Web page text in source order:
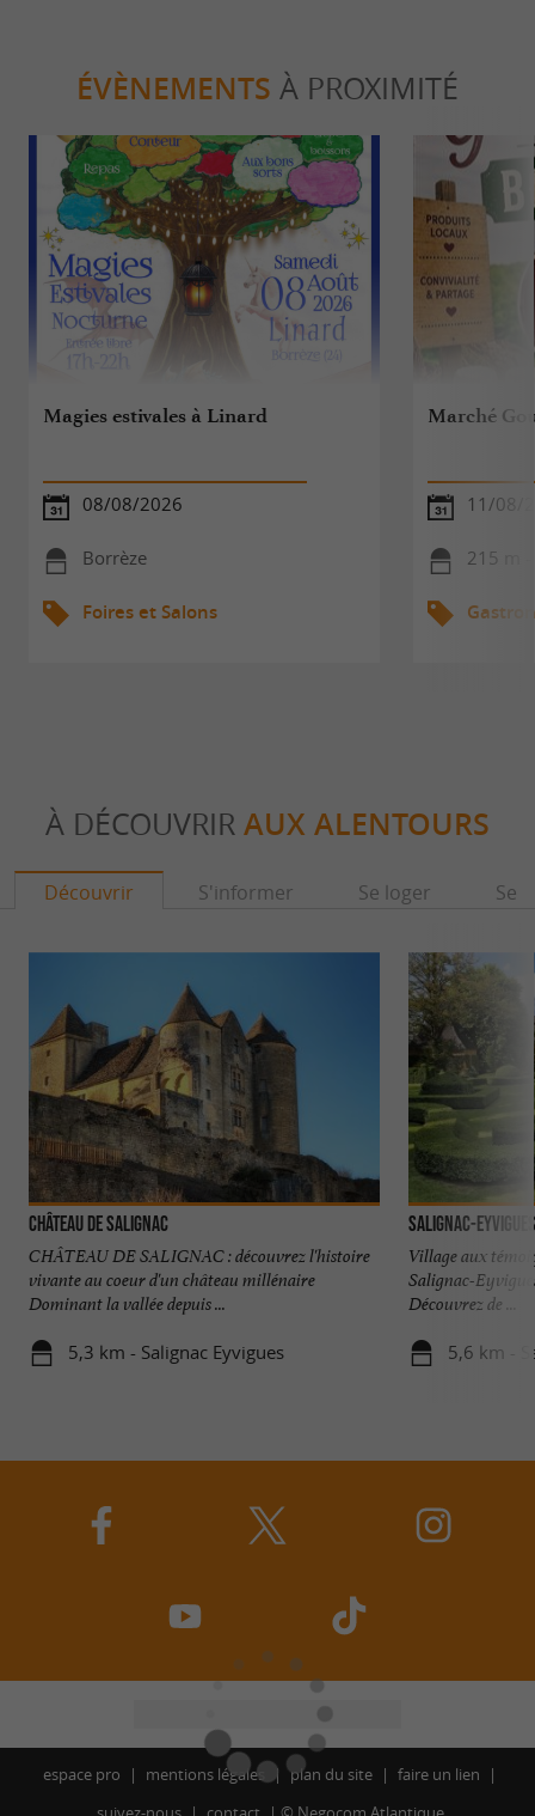
ÉVÈNEMENTS À PROXIMITÉ
Magies estivales à Linard
08/08/2026
Borrèze
Foires et Salons
Marché
11/08/
215 m
À DÉCOUVRIR AUX ALENTOURS
Découvrir S'informer Se loger Se
Château de Salignac
CHÂTEAU DE SALIGNAC : découvrez l'histoire
vivante au coeur d'un château millénaire
Dominant la vallée depuis ...
5,3 km - Salignac Eyvigues
Salignac-Eyvigues
Village aux
Salignac-
Découvrez de ...
5,6 km -
espace pro mentions légales plan du site
faire un lien